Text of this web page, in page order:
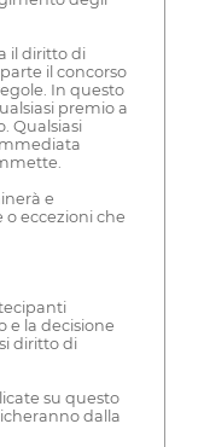
il diritto di
il concorso
In questo
premio a
Qualsiasi
e
eccezioni che
e la decisione
diritto di
su questo
dalla